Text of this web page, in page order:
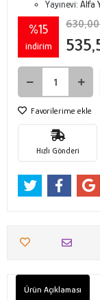
Yayınevi: Alfa
%15
indirim
Favorilerime ekle
Hızlı Gönderi
Ürün Açıklaması